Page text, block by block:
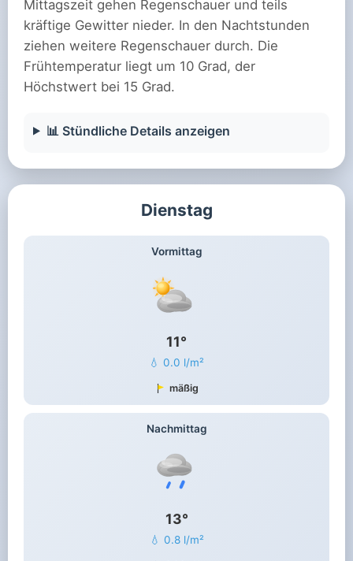
Mittagszeit gehen Regenschauer und teils
kräftige Gewitter nieder. In den Nachtstunden
ziehen weitere Regenschauer durch. Die
Frühtemperatur liegt um 10 Grad, der
Höchstwert bei 15 Grad.
📊 Stündliche Details anzeigen
Dienstag
Vormittag
11°
💧 0.0 l/m²
mäßig
Nachmittag
13°
💧 0.8 l/m²